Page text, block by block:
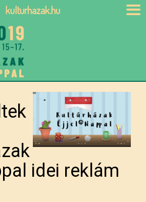
idei reklám
kulturhazak.hu